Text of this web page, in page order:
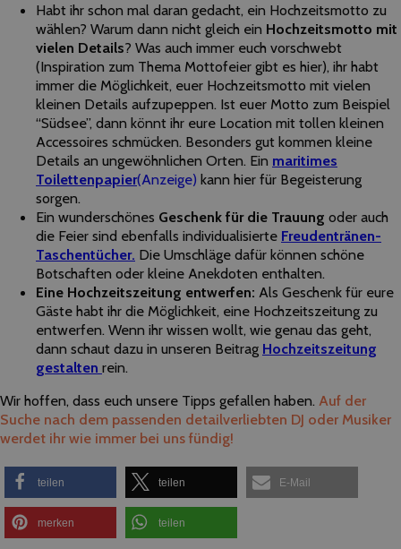
Habt ihr schon mal daran gedacht, ein Hochzeitsmotto zu
wählen? Warum dann nicht gleich ein Hochzeitsmotto mit
vielen Details? Was auch immer euch vorschwebt
(Inspiration zum Thema Mottofeier gibt es hier), ihr habt
immer die Möglichkeit, euer Hochzeitsmotto mit vielen
kleinen Details aufzupeppen. Ist euer Motto zum Beispiel
“Südsee”, dann könnt ihr eure Location mit tollen kleinen
Accessoires schmücken. Besonders gut kommen kleine
Details an ungewöhnlichen Orten. Ein maritimes
Toilettenpapier(Anzeige) kann hier für Begeisterung
sorgen.
Ein wunderschönes Geschenk für die Trauung oder auch
die Feier sind ebenfalls individualisierte Freudentränen-
Taschentücher. Die Umschläge dafür können schöne
Botschaften oder kleine Anekdoten enthalten.
Eine Hochzeitszeitung entwerfen: Als Geschenk für eure
Gäste habt ihr die Möglichkeit, eine Hochzeitszeitung zu
entwerfen. Wenn ihr wissen wollt, wie genau das geht,
dann schaut dazu in unseren Beitrag Hochzeitszeitung
gestalten rein.
Wir hoffen, dass euch unsere Tipps gefallen haben. Auf der
Suche nach dem passenden detailverliebten DJ oder Musiker
werdet ihr wie immer bei uns fündig!
teilen teilen E-Mail
merken teilen